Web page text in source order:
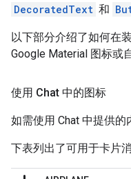
DecoratedText 和
以下部分介绍了如何在
Google Material 图标或
使用 Chat 中的图标
如需使用 Chat 中提供的
下表列出了可用于卡片